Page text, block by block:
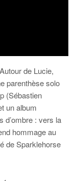
de Lucie,
parenthèse solo
(Sébastien
un album
d’ombre : vers la
hommage au
de Sparklehorse